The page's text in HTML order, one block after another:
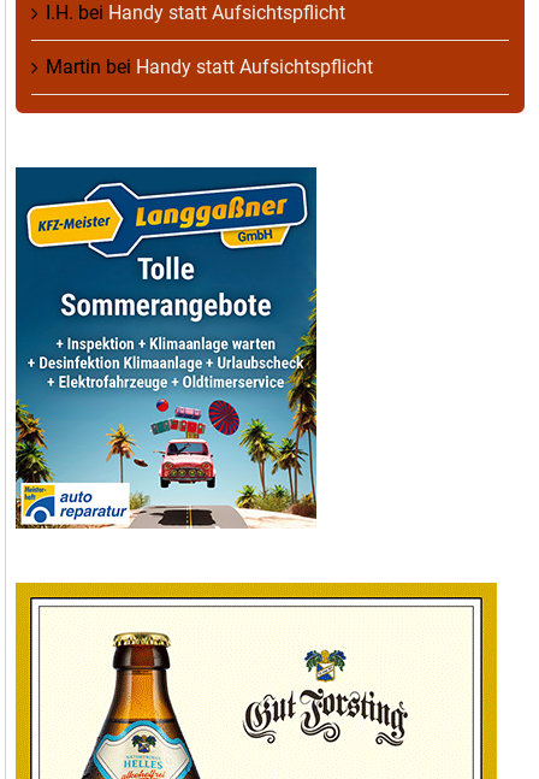
I.H. bei Handy statt Aufsichtspflicht
Martin bei Handy statt Aufsichtspflicht